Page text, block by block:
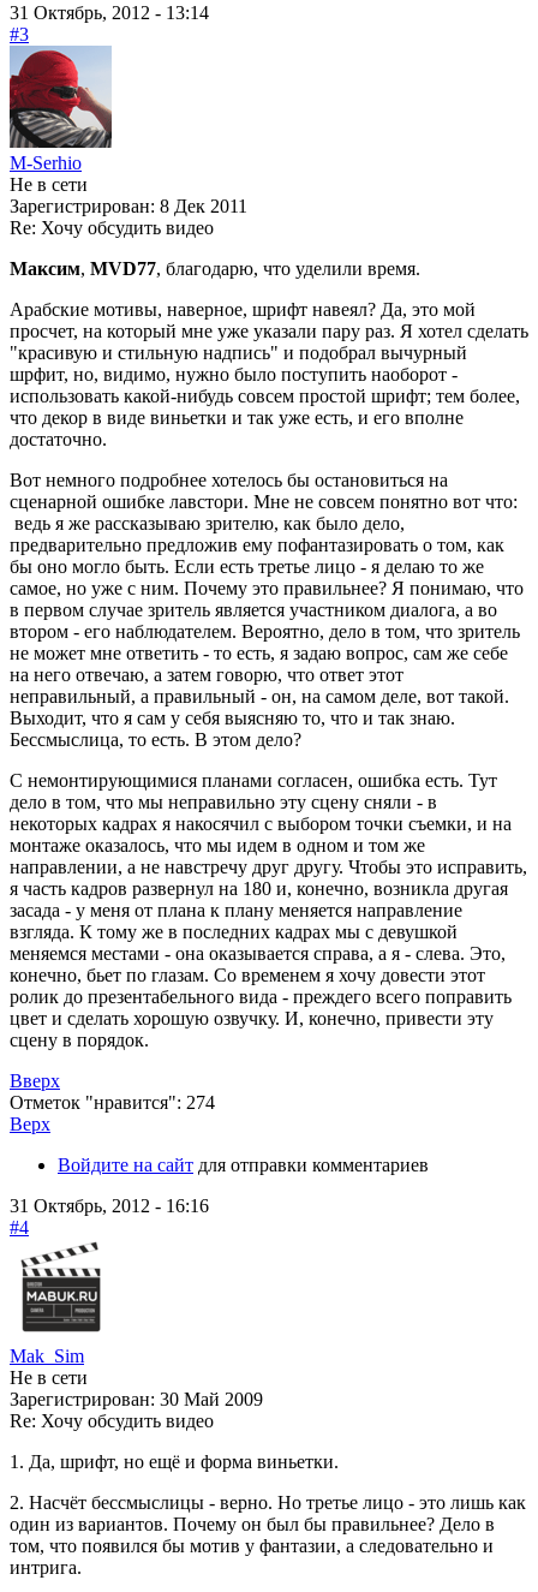
31 Октябрь, 2012 - 13:14
#3
M-Serhio
Не в сети
Зарегистрирован: 8 Дек 2011
Re: Хочу обсудить видео
Максим, MVD77, благодарю, что уделили время.
Арабские мотивы, наверное, шрифт навеял? Да, это мой
просчет, на который мне уже указали пару раз. Я хотел сделать
"красивую и стильную надпись" и подобрал вычурный
шрфит, но, видимо, нужно было поступить наоборот -
использовать какой-нибудь совсем простой шрифт; тем более,
что декор в виде виньетки и так уже есть, и его вполне
достаточно.
Вот немного подробнее хотелось бы остановиться на
сценарной ошибке лавстори. Мне не совсем понятно вот что:
ведь я же рассказываю зрителю, как было дело,
предварительно предложив ему пофантазировать о том, как
бы оно могло быть. Если есть третье лицо - я делаю то же
самое, но уже с ним. Почему это правильнее? Я понимаю, что
в первом случае зритель является участником диалога, а во
втором - его наблюдателем. Вероятно, дело в том, что зритель
не может мне ответить - то есть, я задаю вопрос, сам же себе
на него отвечаю, а затем говорю, что ответ этот
неправильный, а правильный - он, на самом деле, вот такой.
Выходит, что я сам у себя выясняю то, что и так знаю.
Бессмыслица, то есть. В этом дело?
С немонтирующимися планами согласен, ошибка есть. Тут
дело в том, что мы неправильно эту сцену сняли - в
некоторых кадрах я накосячил с выбором точки съемки, и на
монтаже оказалось, что мы идем в одном и том же
направлении, а не навстречу друг другу. Чтобы это исправить,
я часть кадров развернул на 180 и, конечно, возникла другая
засада - у меня от плана к плану меняется направление
взгляда. К тому же в последних кадрах мы с девушкой
меняемся местами - она оказывается справа, а я - слева. Это,
конечно, бьет по глазам. Со временем я хочу довести этот
ролик до презентабельного вида - преждего всего поправить
цвет и сделать хорошую озвучку. И, конечно, привести эту
сцену в порядок.
Вверх
Отметок "нравится": 274
Верх
Войдите на сайт для отправки комментариев
31 Октябрь, 2012 - 16:16
#4
Mak_Sim
Не в сети
Зарегистрирован: 30 Май 2009
Re: Хочу обсудить видео
1. Да, шрифт, но ещё и форма виньетки.
2. Насчёт бессмыслицы - верно. Но третье лицо - это лишь как
один из вариантов. Почему он был бы правильнее? Дело в
том, что появился бы мотив у фантазии, а следовательно и
интрига.